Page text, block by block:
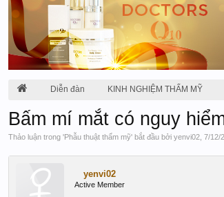
Diễn đàn KINH NGHIỆM THẨM MỸ
Bấm mí mắt có nguy
Thảo luận trong 'Phẫu thuật thẩm mỹ' bắt đầu bởi yenvi02 7/12/
yenvi02
Active Member